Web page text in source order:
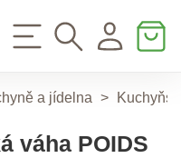
a jídelna >
váha POIDS